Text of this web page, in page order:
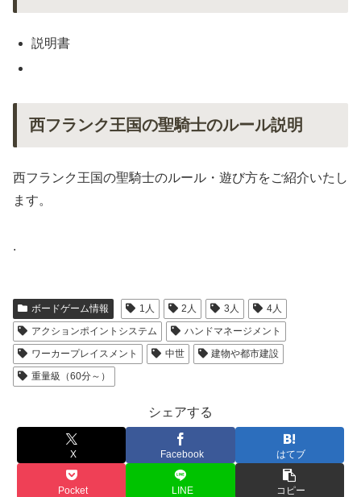
説明書
西フランク王国の聖騎士のルール説明
西フランク王国の聖騎士のルール・遊び方をご紹介いたし
ます。
.
ボードゲーム情報 1人 2人 3人
4人
アクションポイントシステム
ハンドマネージメント
ワーカープレイスメント
中世
建物や都市建設
重量級（60分～）
シェアする
X Facebook はてブ
Pocket LINE コピー